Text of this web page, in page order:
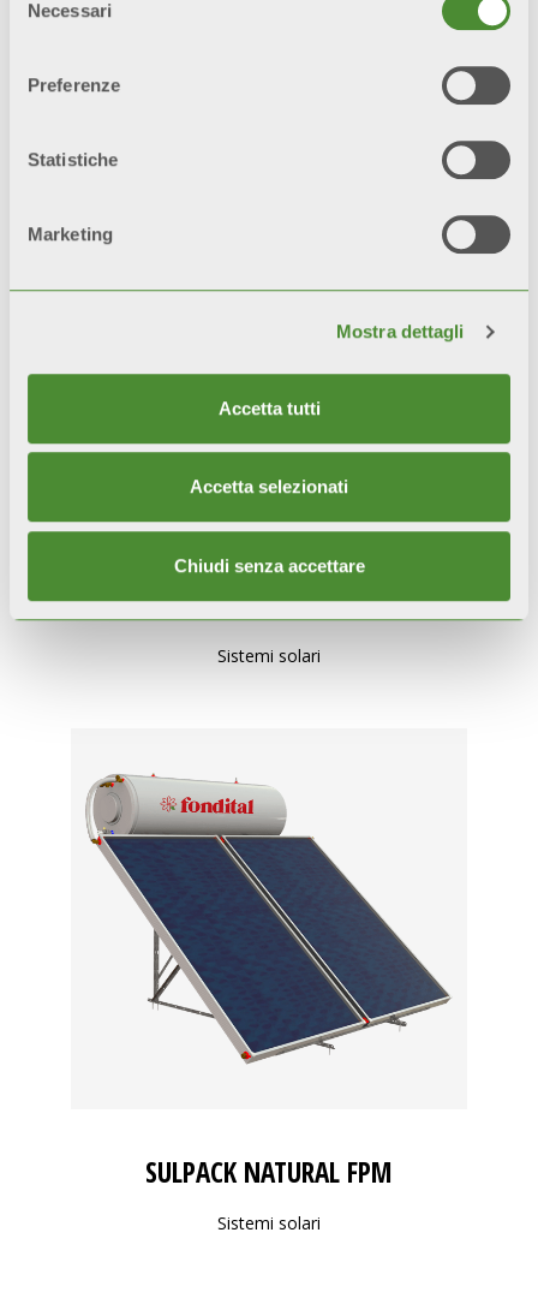
delNecessari
Preferenze
Statistiche
Marketing
Mostra dettagli
Accetta tutti
Accetta selezionati
Chiudi senza accettare
Prodotti correlati
SULPACK PRO
Sistemi solari
SULPACK NATURAL FPM
Sistemi solari